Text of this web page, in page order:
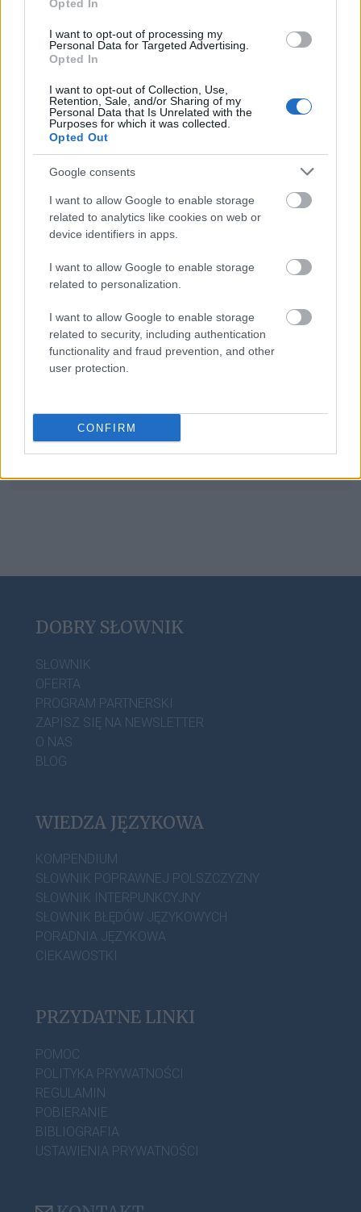
Opted In
I want to opt-out of processing my
Personal Data for Targeted Advertising.
Opted In
I want to opt-out of Collection, Use,
Retention, Sale, and/or Sharing of my
Personal Data that Is Unrelated with the
Purposes for which it was collected.
Opted Out
Google consents
I want to allow Google to enable storage
related to analytics like cookies on web or
device identifiers in apps.
I want to allow Google to enable storage
related to personalization.
I want to allow Google to enable storage
related to security, including authentication
functionality and fraud prevention, and other
user protection.
CONFIRM
Mogą Cię zainteresować również hasła
globalizacja
earl grey
opinio communis
zzuć
LinkedIn
DOBRY SŁOWNIK
SŁOWNIK
OFERTA
PROGRAM PARTNERSKI
ZAPISZ SIĘ NA NEWSLETTER
O NAS
BLOG
WIEDZA JĘZYKOWA
KOMPENDIUM
SŁOWNIK POPRAWNEJ POLSZCZYZNY
SŁOWNIK INTERPUNKCYJNY
SŁOWNIK BŁĘDÓW JĘZYKOWYCH
PORADNIA JĘZYKOWA
CIEKAWOSTKI
PRZYDATNE LINKI
POMOC
POLITYKA PRYWATNOŚCI
REGULAMIN
POBIERANIE
BIBLIOGRAFIA
USTAWIENIA PRYWATNOŚCI